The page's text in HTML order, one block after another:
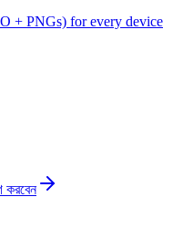
+ PNGs) for every device
করবেন